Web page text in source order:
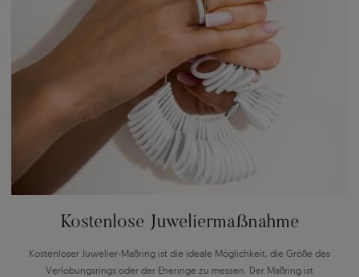
Kostenlose Juweliermaßnahme
Kostenloser Juwelier-Maßring ist die ideale Möglichkeit, die Größe des
Verlobungsrings oder der Eheringe zu messen. Der Maßring ist